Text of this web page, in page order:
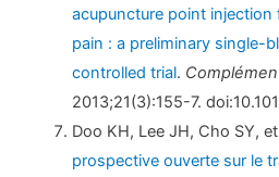
acupuncture point
pain : a preliminary single-
controlled trial.
2013;21(3):155-7.
Doo KH, Lee JH, Cho SY,
prospective ouverte sur le